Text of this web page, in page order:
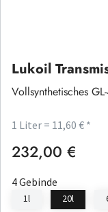
Lukoil
Vollsynthetisches
1 Liter = 11,60 € *
Regulärer Preis:
232,00 €
4 Gebinde
1l 20l